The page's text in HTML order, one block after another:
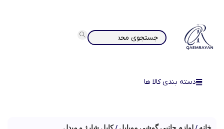
دسته بندی کالا ها